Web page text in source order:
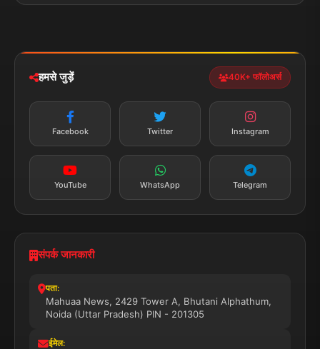
Privacy Policy
पॉलिटिकल झारखण्ड
न्यूज़ अलर्ट
सब्सक्राइब करें
हमसे जुड़ें 40K+ फॉलोअर्स
Facebook Twitter Instagram
YouTube WhatsApp Telegram
संपर्क जानकारी
पता:
Mahuaa News, 2429 Tower A, Bhutani Alphathum,
Noida (Uttar Pradesh) PIN - 201305
ईमेल: